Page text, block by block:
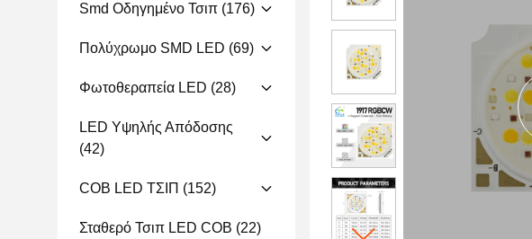
Smd Οδηγημένο Τσιπ (176)
Πολύχρωμο SMD LED (69)
Φωτοθεραπεία LED (28)
LED Υψηλής Απόδοσης
(42)
COB LED ΤΣΙΠ (152)
Σταθερό Τσιπ LED COB (22)